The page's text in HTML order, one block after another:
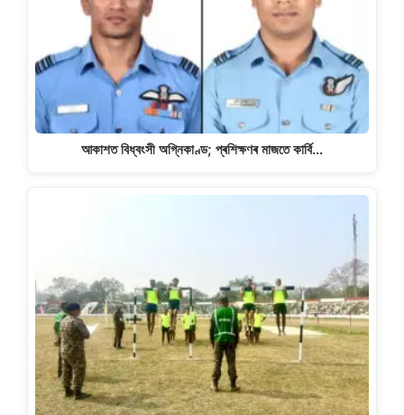
আকাশত বিধ্বংসী অগ্নিকাণ্ড; প্ৰশিক্ষণৰ মাজতে কাৰ্বি…